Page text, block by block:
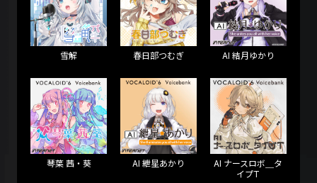
雪解 春日部つむぎ AI 結月ゆかり
琴葉 茜・葵 AI 紲星あかり
AI ナースロボ＿タ
イプT